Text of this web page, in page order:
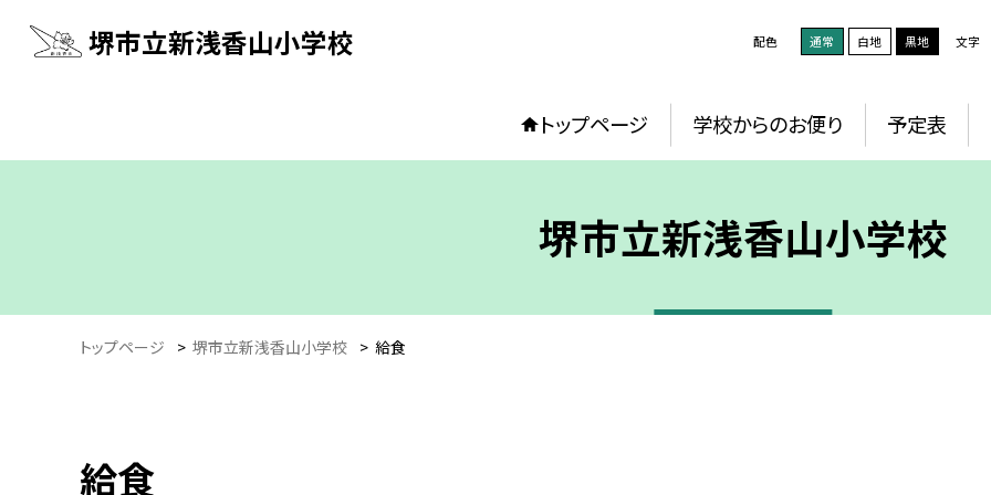
堺市立新浅香山小学校 配色 通常 白地 黒地 文字
トップページ 学校からのお便り 予定表
堺市立新浅香山小学校
トップページ > 堺市立新浅香山小学校 > 給食
給食